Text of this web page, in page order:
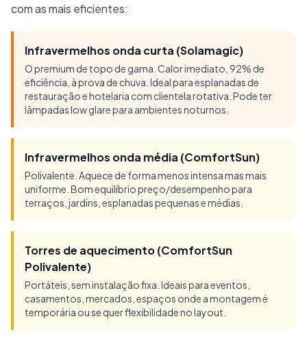
com as mais eficientes:
Infravermelhos onda curta (Solamagic)
O premium de topo de gama. Calor imediato, 92% de
eficiência, à prova de chuva. Ideal para esplanadas de
restauração e hotelaria com clientela rotativa. Pode ter
lâmpadas low glare para ambientes noturnos.
Infravermelhos onda média (ComfortSun)
Polivalente. Aquece de forma menos intensa mas mais
uniforme. Bom equilíbrio preço/desempenho para
terraços, jardins, esplanadas pequenas e médias.
Torres de aquecimento (ComfortSun
Polivalente)
Portáteis, sem instalação fixa. Ideais para eventos,
casamentos, mercados, espaços onde a montagem é
temporária ou se quer flexibilidade no layout.